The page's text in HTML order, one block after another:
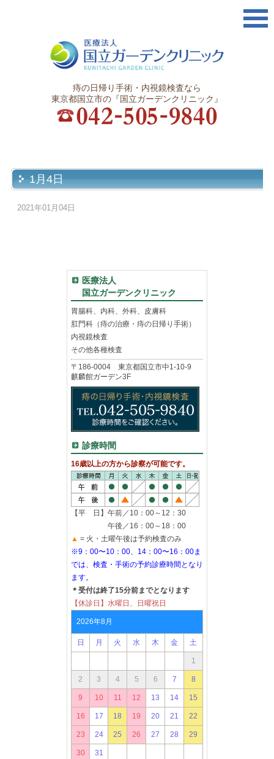
痔の日帰り手術・内視鏡検査なら
東京都国立市の『国立ガーデンクリニック』
1月4日
2021年01月04日
医療法人
国立ガーデンクリニック
胃腸科、内科、外科、皮膚科
肛門科（痔の治療・痔の日帰り手術）
内視鏡検査
その他各種検査
〒186-0004 東京都国立市中1-10-9
麒麟館ガーデン3F
診療時間
16歳以上の方から診察が可能です。
【平 日】午前／10：00～12：30
午後／16：00～18：00
▲ = 火・土曜午後は予約検査のみ
※9：00〜10：00、14：00〜16：00ま
では、検査・手術の予約診療時間となり
ます。
＊受付は終了15分前までとなります
【休診日】水曜日、日曜祝日
2026年8月
日 月 火 水 木 金 土
1
2 3 4 5 6 7 8
9 10 11 12 13 14 15
16 17 18 19 20 21 22
23 24 25 26 27 28 29
30 31